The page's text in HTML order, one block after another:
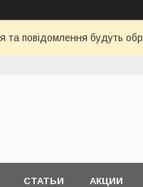
та повідомлення будуть
СТАТЬИ АКЦИИ